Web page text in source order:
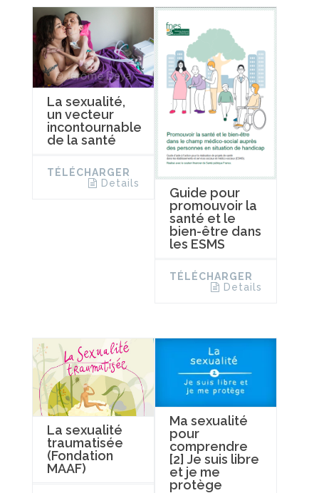
La sexualité,
un vecteur
incontournable
de la santé
TÉLÉCHARGER
Details
Guide pour
promouvoir la
santé et le
bien-être dans
les ESMS
TÉLÉCHARGER
Details
La sexualité
traumatisée
(Fondation
MAAF)
Ma sexualité
pour
comprendre
[2] Je suis libre
et je me
protège